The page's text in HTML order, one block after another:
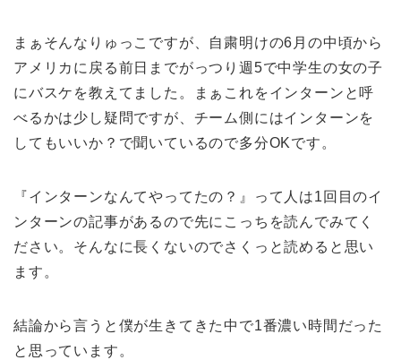
まぁそんなりゅっこですが、自粛明けの6月の中頃から
アメリカに戻る前日までがっつり週5で中学生の女の子
にバスケを教えてました。まぁこれをインターンと呼
べるかは少し疑問ですが、チーム側にはインターンを
してもいいか？で聞いているので多分OKです。
『インターンなんてやってたの？』って人は1回目のイ
ンターンの記事があるので先にこっちを読んでみてく
ださい。そんなに長くないのでさくっと読めると思い
ます。
結論から言うと僕が生きてきた中で1番濃い時間だった
と思っています。